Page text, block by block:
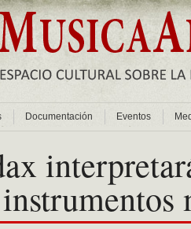
Documentación Eventos